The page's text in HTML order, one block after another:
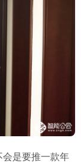
会是要推一款年